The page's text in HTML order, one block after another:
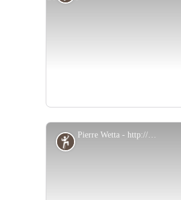
Pierre Wetta - http://www.escalade-alsace.com
Klettern: autorisierte site